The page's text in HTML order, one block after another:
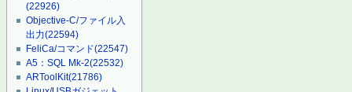
(22926)
Objective-C/ファイル入
出力(22594)
FeliCa/コマンド(22547)
A5：SQL Mk-2(22532)
ARToolKit(21786)